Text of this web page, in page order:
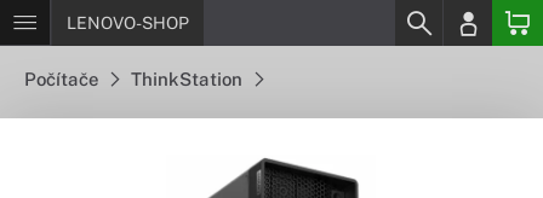
LENOVO-SHOP
Počítače ThinkStation